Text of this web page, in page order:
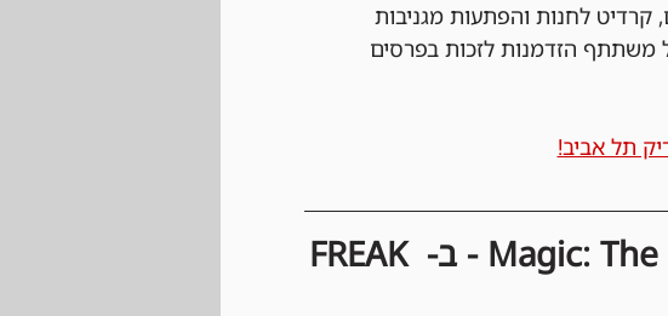
קרדיט לחנות והפתעות מגניבות
משתתף הזדמנות לזכות בפרסים
תל אביב!
חוקים וכללים להשתתפות בטורנירי Magic: The Gathering - ב- FREAK